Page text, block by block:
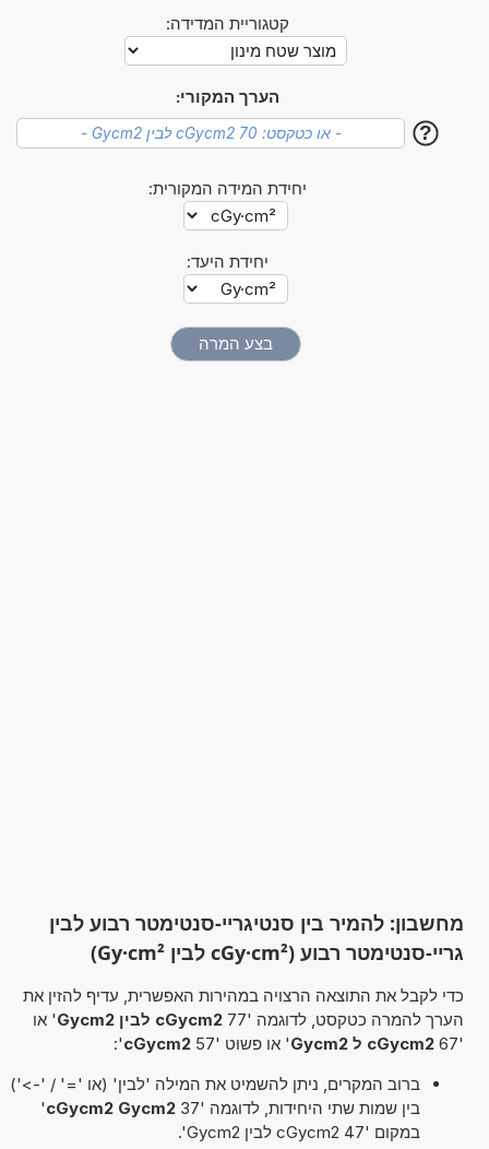
קטגוריית המדידה:
הערך המקורי:
?
יחידת המידה המקורית:
יחידת היעד:
מחשבון: להמיר בין סנטיגריי-סנטימטר רבוע לבין
גריי-סנטימטר רבוע (cGy·cm² לבין Gy·cm²)
כדי לקבל את התוצאה הרצויה במהירות האפשרית, עדיף להזין את
הערך להמרה כטקסט, לדוגמה '77
cGycm2 לבין Gycm2
' או
'67
cGycm2 ל Gycm2 ' או פשוט '57 cGycm2
':
ברוב המקרים, ניתן להשמיט את המילה 'לבין' (או '=' / '->')
בין שמות שתי היחידות, לדוגמה '37
cGycm2 Gycm2
'
במקום '47 cGycm2 לבין Gycm2'.